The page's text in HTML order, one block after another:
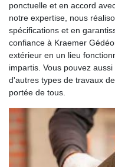
ponctuelle et en accord
notre expertise, nous
spécifications et en
confiance à Kraemer
extérieur en un lieu
impartis. Vous pouvez
d'autres types de travaux
portée de tous.